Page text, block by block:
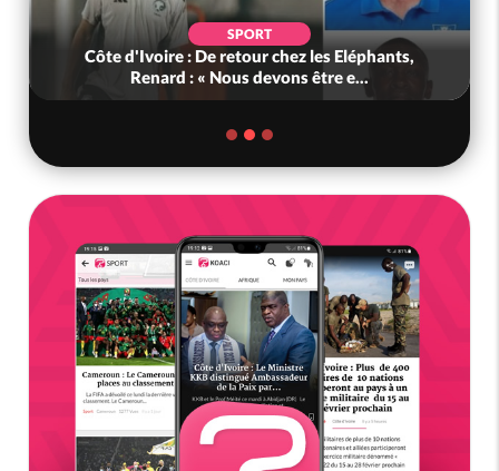
SPORT
Côte d'Ivoire : De retour chez les Eléphants,
Renard : « Nous devons être e...